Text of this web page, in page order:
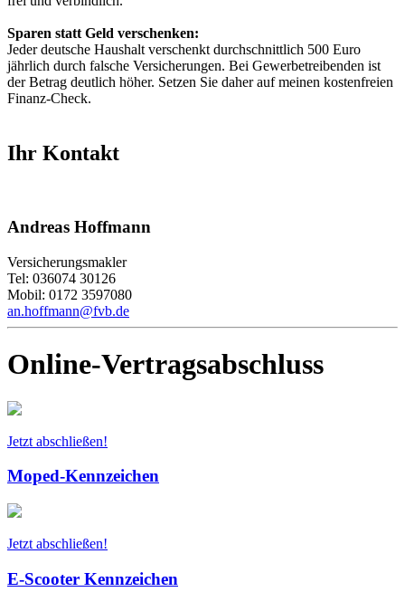
Sparen statt Geld verschenken:
Jeder deutsche Haushalt verschenkt durchschnittlich 500 Euro
jährlich durch falsche Versicherungen. Bei Gewerbetreibenden ist
der Betrag deutlich höher. Setzen Sie daher auf meinen kostenfreien
Finanz-Check.
Ihr Kontakt
Andreas Hoffmann
Versicherungsmakler
Tel: 036074 30126
Mobil: 0172 3597080
an.hoffmann@fvb.de
Online-Vertragsabschluss
Jetzt abschließen!
Moped-Kennzeichen
Jetzt abschließen!
E-Scooter Kennzeichen